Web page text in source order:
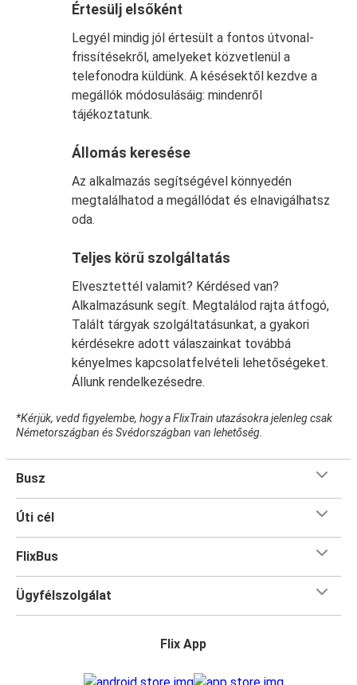
Értesülj elsőként
Legyél mindig jól értesült a fontos útvonal-
frissítésekről, amelyeket közvetlenül a
telefonodra küldünk. A késésektől kezdve a
megállók módosulásáig: mindenről
tájékoztatunk.
Állomás keresése
Az alkalmazás segítségével könnyedén
megtalálhatod a megállódat és elnavigálhatsz
oda.
Teljes körű szolgáltatás
Elvesztettél valamit? Kérdésed van?
Alkalmazásunk segít. Megtalálod rajta átfogó,
Talált tárgyak szolgáltatásunkat, a gyakori
kérdésekre adott válaszainkat továbbá
kényelmes kapcsolatfelvételi lehetőségeket.
Állunk rendelkezésedre.
*Kérjük, vedd figyelembe, hogy a FlixTrain utazásokra jelenleg csak
Németországban és Svédországban van lehetőség.
Busz
Úti cél
FlixBus
Ügyfélszolgálat
Flix App